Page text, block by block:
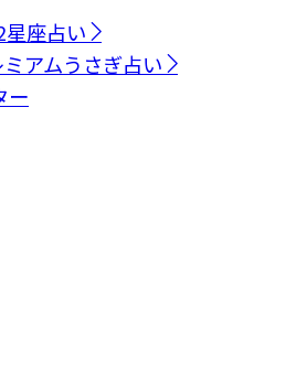
座占い
アムうさぎ占い
ー